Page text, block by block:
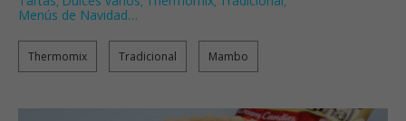
Menús de Navidad…
Thermomix Tradicional Mambo